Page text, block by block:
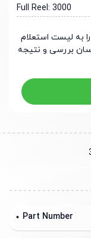
Full Reel: 3000
لیست استعلام